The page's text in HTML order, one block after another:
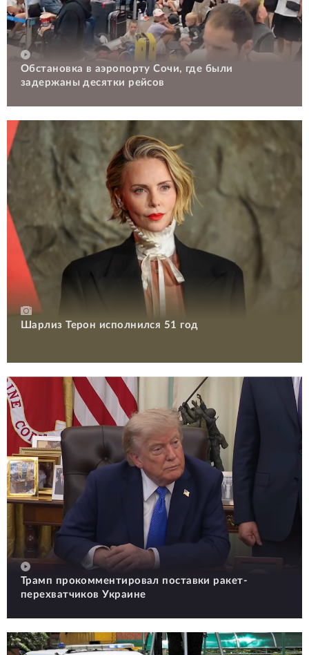
Обстановка в аэропорту Сочи, где были
задержаны десятки рейсов
Шарлиз Терон исполнился 51 год
Трамп прокомментировал поставки ракет-
перехватчиков Украине